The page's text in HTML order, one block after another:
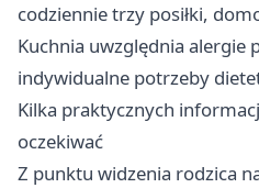
codziennie trzy posiłki,
Kuchnia uwzględnia alergie
indywidualne potrzeby
Kilka praktycznych
oczekiwać
Z punktu widzenia rodzica